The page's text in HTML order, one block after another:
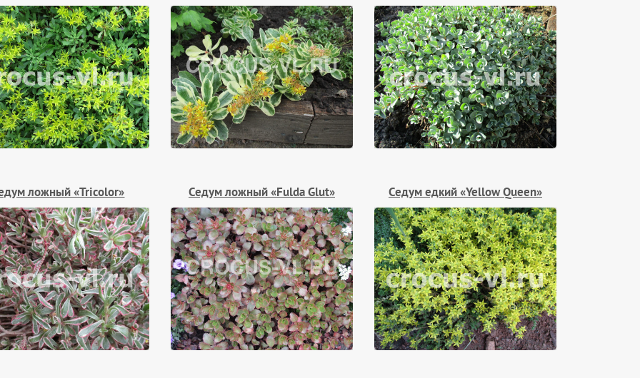
ложный «Tricolor» Седум ложный «Fulda Glut» Седум едкий «Yellow Queen»